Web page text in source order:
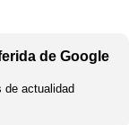
de Google
de actualidad